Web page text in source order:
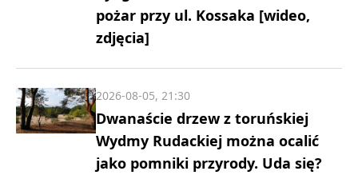
pożar przy ul. Kossaka [wideo,
zdjęcia]
Dwanaście drzew z toruńskiej
Wydmy Rudackiej można ocalić
jako pomniki przyrody. Uda się?
2026-08-05, 21:30